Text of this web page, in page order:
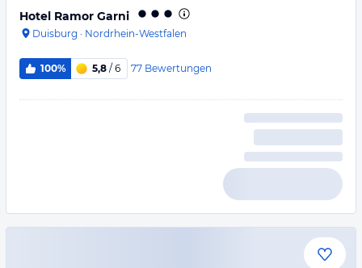
Hotel Ramor Garni
Duisburg · Nordrhein-Westfalen
100% 5,8 / 6 77 Bewertungen